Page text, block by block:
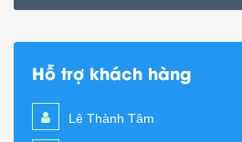
Hỗ trợ khách hàng
Lê Thành Tâm